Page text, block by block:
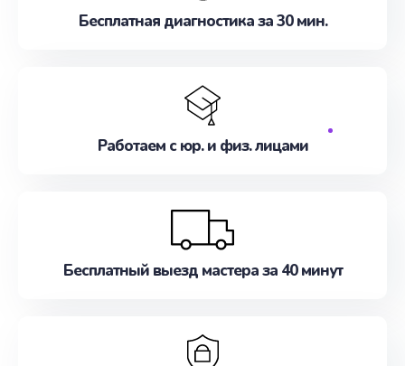
Бесплатная диагностика за 30 мин.
Работаем с юр. и физ. лицами
Бесплатный выезд мастера за 40 минут